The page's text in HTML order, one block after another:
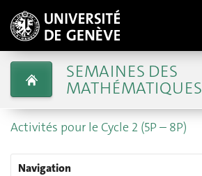
SEMAINES DES
MATHÉMATIQUES
Activités pour le Cycle 2 (5P – 8P)
Navigation